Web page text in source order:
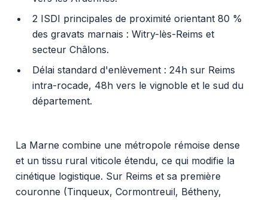
2 ISDI principales de proximité orientant 80 %
des gravats marnais : Witry-lès-Reims et
secteur Châlons.
Délai standard d'enlèvement : 24h sur Reims
intra-rocade, 48h vers le vignoble et le sud du
département.
La Marne combine une métropole rémoise dense
et un tissu rural viticole étendu, ce qui modifie la
cinétique logistique. Sur Reims et sa première
couronne (Tinqueux, Cormontreuil, Bétheny,